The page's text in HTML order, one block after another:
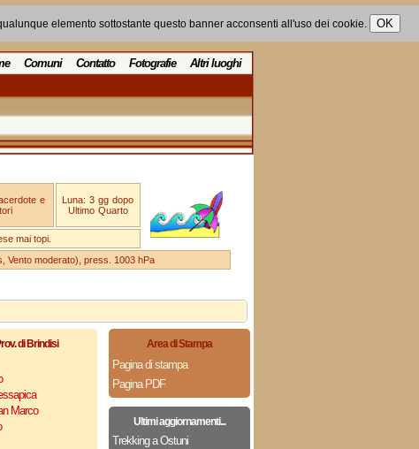
elemento sottostante questo banner acconsenti all'uso dei cookie.
Comuni Contatto Fotografie Altri luoghi
e
Luna: 3 gg dopo
Ultimo Quarto
mai topi.
Vento moderato), press. 1003 hPa
di Brindisi
Marco
Area di Stampa
Pagina di stampa
Pagina PDF
Ultimi aggiornamenti...
Trekking a Ostuni